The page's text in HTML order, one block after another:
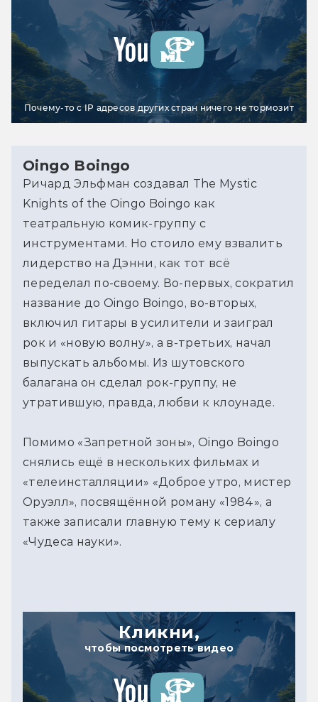
Почему-то с IP адресов других стран ничего не тормозит
Oingo Boingo
Ричард Эльфман создавал The Mystic
Knights of the Oingo Boingo как
театральную комик-группу с
инструментами. Но стоило ему взвалить
лидерство на Дэнни, как тот всё
переделал по-своему. Во-первых, сократил
название до Oingo Boingo, во-вторых,
включил гитары в усилители и заиграл
рок и «новую волну», а в-третьих, начал
выпускать альбомы. Из шутовского
балагана он сделал рок-группу, не
утратившую, правда, любви к клоунаде.
Помимо «Запретной зоны», Oingo Boingo
снялись ещё в нескольких фильмах и
«телеинсталляции» «Доброе утро, мистер
Оруэлл», посвящённой роману «1984», а
также записали главную тему к сериалу
«Чудеса науки».
Кликни,
чтобы посмотреть видео